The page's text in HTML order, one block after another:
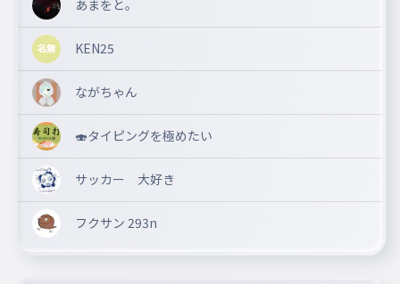
あまをと。
KEN25
ながちゃん
🍣タイピングを極めたい
サッカー 大好き
フクサン 293n